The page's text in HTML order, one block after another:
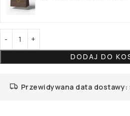
DODAJ DO
Przewidywana data dostawy: